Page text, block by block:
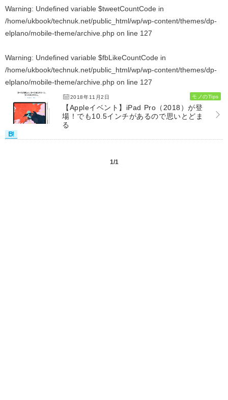
Warning: Undefined variable $tweetCountCode in
/home/ukbook/technuk.net/public_html/wp/wp-content/themes/dp-
elplano/mobile-theme/archive.php on line 127
Warning: Undefined variable $fbLikeCountCode in
/home/ukbook/technuk.net/public_html/wp/wp-content/themes/dp-
elplano/mobile-theme/archive.php on line 127
2018年11月2日 モノのTips
【Appleイベント】iPad Pro（2018）が登
場！でも10.5インチがあるので思いとどま
る
1/1